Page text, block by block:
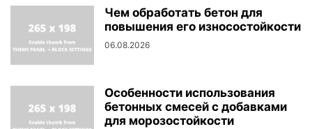
Чем обработать бетон для
повышения его износостойкости
06.08.2026
Особенности использования
бетонных смесей с добавками
для морозостойкости